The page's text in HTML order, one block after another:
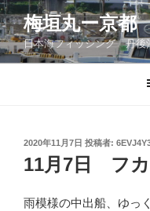
コ
ン
テ
ン
梅垣丸ー京
日本海フィッシング 丹後
投
稿
日:
2020年11月7日 投稿者:
11月7日 フカ
雨模様の中出船、ゆっ